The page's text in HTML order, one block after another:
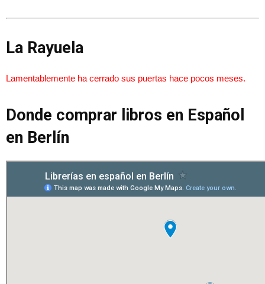
La Rayuela
Lamentablemente ha cerrado sus puertas hace pocos meses.
Donde comprar libros en Español
en Berlín